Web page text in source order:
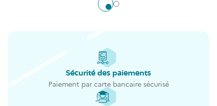
Aller à l'élément 1
Aller à l'élément 2
Sécurité des paiements
Paiement par carte bancaire sécurisé